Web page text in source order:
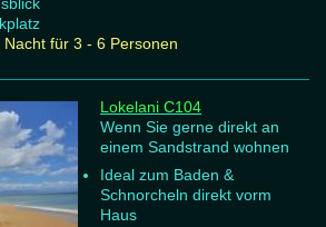
für 3 - 6 Personen
Lokelani C104
Wenn Sie gerne direkt an
einem Sandstrand wohnen
Ideal zum Baden &
Schnorcheln direkt vorm
Haus